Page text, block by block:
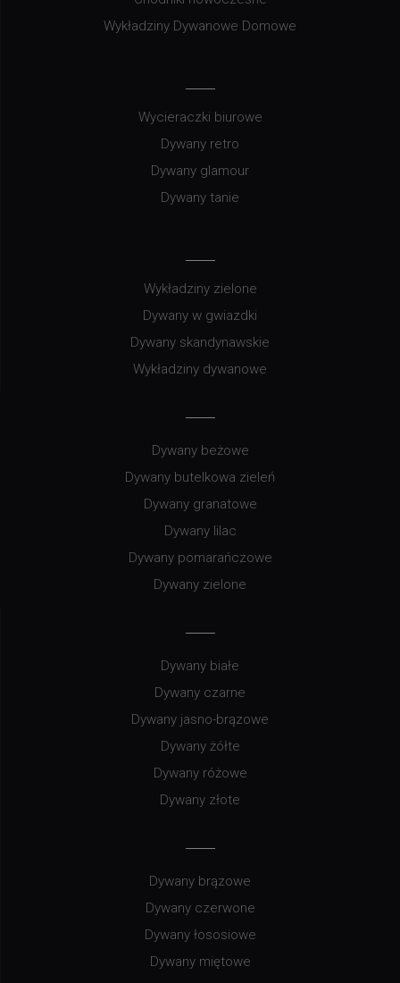
Wykładziny Dywanowe Domowe
Wycieraczki biurowe
Dywany retro
Dywany glamour
Dywany tanie
Wykładziny zielone
Dywany w gwiazdki
Dywany skandynawskie
Wykładziny dywanowe
Dywany beżowe
Dywany butelkowa zieleń
Dywany granatowe
Dywany lilac
Dywany pomarańczowe
Dywany zielone
Dywany białe
Dywany czarne
Dywany jasno-brązowe
Dywany żółte
Dywany różowe
Dywany złote
Dywany brązowe
Dywany czerwone
Dywany łososiowe
Dywany miętowe